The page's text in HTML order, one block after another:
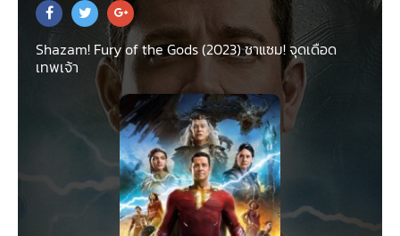
Shazam! Fury of the Gods (2023) ชาแซม! จุดเดือด
เทพเจ้า